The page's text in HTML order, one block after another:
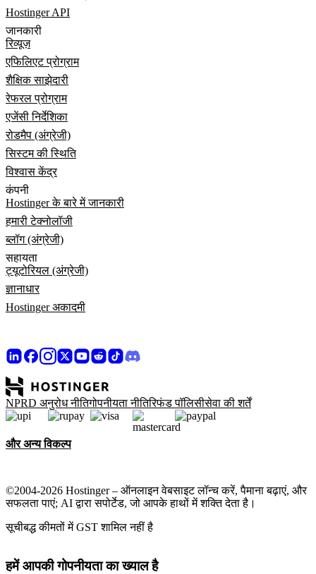
Hostinger API
जानकारी
रिव्यूज़
एफिलिएट प्रोग्राम
शैक्षिक साझेदारी
रेफरल प्रोग्राम
एजेंसी निर्देशिका
रोडमैप (अंग्रेजी)
सिस्टम की स्थिति
विश्वास केंद्र
कंपनी
Hostinger के बारे में जानकारी
हमारी टेक्नोलॉजी
ब्लॉग (अंग्रेजी)
सहायता
ट्यूटोरियल (अंग्रेजी)
ज्ञानाधार
Hostinger अकादमी
NPRD अनुरोध नीतिगोपनीयता नीतिरिफंड पॉलिसीसेवा की शर्तें
और अन्य विकल्प
©2004-2026 Hostinger – ऑनलाइन वेबसाइट लॉन्च करें, पैमाना बढ़ाएं, और
सफलता पाएं; AI द्वारा सपोर्टेड, जो आपके हाथों में शक्ति देता है।
सूचीबद्ध कीमतों में GST शामिल नहीं है
हमें आपकी गोपनीयता का ख्याल है